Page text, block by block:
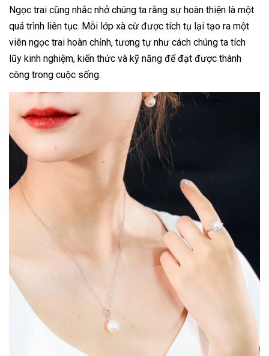
Ngọc trai cũng nhắc nhở chúng ta rằng sự hoàn thiện là một
quá trình liên tục. Mỗi lớp xà cừ được tích tụ lại tạo ra một
viên ngọc trai hoàn chỉnh, tương tự như cách chúng ta tích
lũy kinh nghiệm, kiến thức và kỹ năng để đạt được thành
công trong cuộc sống.